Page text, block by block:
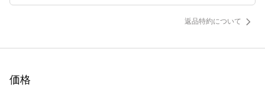
返品特約について
価格